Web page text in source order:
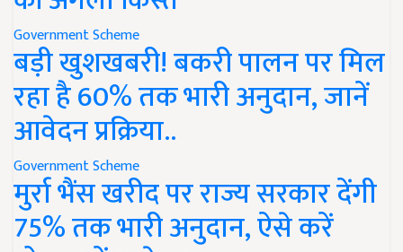
Government Scheme
बड़ी खुशखबरी! बकरी पालन पर मिल
रहा है 60% तक भारी अनुदान, जानें
आवेदन प्रक्रिया..
Government Scheme
मुर्रा भैंस खरीद पर राज्य सरकार देंगी
75% तक भारी अनुदान, ऐसे करें